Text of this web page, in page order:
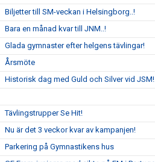
Biljetter till SM-veckan i Helsingborg..!
Bara en månad kvar till JNM..!
Glada gymnaster efter helgens tävlingar!
Årsmöte
Historisk dag med Guld och Silver vid JSM!
Tävlingstrupper Se Hit!
Nu är det 3 veckor kvar av kampanjen!
Parkering på Gymnastikens hus